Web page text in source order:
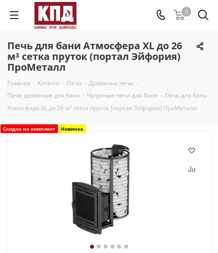
0
Печь для бани Атмосфера XL до 26
м³ сетка пруток (портал Эйфория)
ПроМеталл
Главная - Каталог - Печи - Дровяные печи -
Печи дровяные для бани - Чугунные печи для бани - Печь для бани
Атмосфера XL до 26 м³ сетка пруток (портал Эйфория) ПроМеталл
Скидка на комплект Новинка